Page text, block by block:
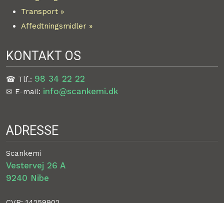
Transport »
Affedtningsmidler​ »
KONTAKT OS
☎ Tlf.: 98 34 22 22
✉ E-mail: info@scankemi.dk
ADRESSE
Scankemi
Vestervej 26 A
​9240 Nibe​